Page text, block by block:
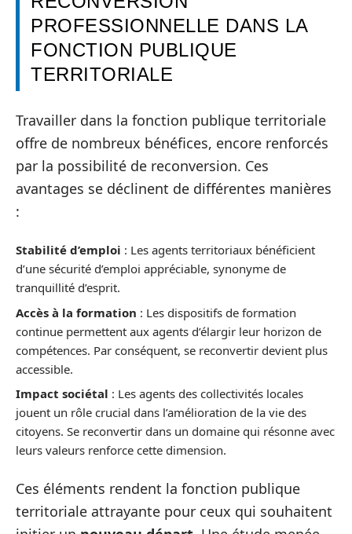
PROFESSIONNELLE DANS LA
FONCTION PUBLIQUE
TERRITORIALE
Travailler dans la fonction publique territoriale
offre de nombreux bénéfices, encore renforcés
par la possibilité de reconversion. Ces
avantages se déclinent de différentes manières
:
Stabilité d’emploi : Les agents territoriaux bénéficient
d’une sécurité d’emploi appréciable, synonyme de
tranquillité d’esprit.
Accès à la formation : Les dispositifs de formation
continue permettent aux agents d’élargir leur horizon de
compétences. Par conséquent, se reconvertir devient plus
accessible.
Impact sociétal : Les agents des collectivités locales
jouent un rôle crucial dans l’amélioration de la vie des
citoyens. Se reconvertir dans un domaine qui résonne avec
leurs valeurs renforce cette dimension.
Ces éléments rendent la fonction publique
territoriale attrayante pour ceux qui souhaitent